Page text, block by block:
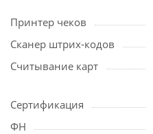
Принтер чеков
Сканер штрих-кодов
Считывание карт
Cертификация
ФН